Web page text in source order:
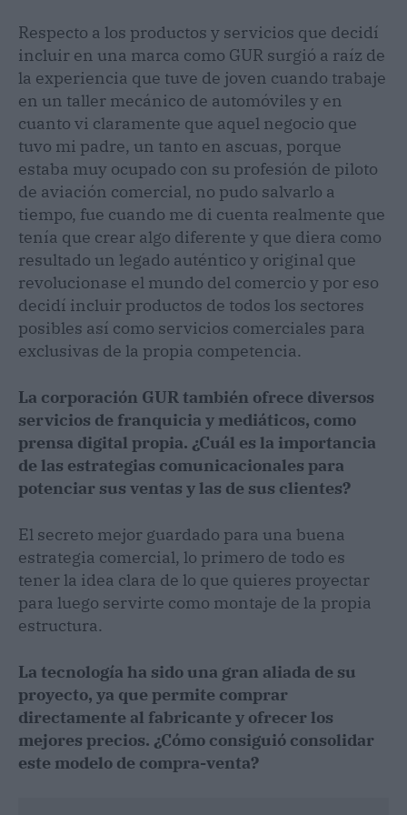
Respecto a los productos y servicios que decidí
incluir en una marca como GUR surgió a raíz de
la experiencia que tuve de joven cuando trabaje
en un taller mecánico de automóviles y en
cuanto vi claramente que aquel negocio que
tuvo mi padre, un tanto en ascuas, porque
estaba muy ocupado con su profesión de piloto
de aviación comercial, no pudo salvarlo a
tiempo, fue cuando me di cuenta realmente que
tenía que crear algo diferente y que diera como
resultado un legado auténtico y original que
revolucionase el mundo del comercio y por eso
decidí incluir productos de todos los sectores
posibles así como servicios comerciales para
exclusivas de la propia competencia.
La corporación GUR también ofrece diversos
servicios de franquicia y mediáticos, como
prensa digital propia. ¿Cuál es la importancia
de las estrategias comunicacionales para
potenciar sus ventas y las de sus clientes?
El secreto mejor guardado para una buena
estrategia comercial, lo primero de todo es
tener la idea clara de lo que quieres proyectar
para luego servirte como montaje de la propia
estructura.
La tecnología ha sido una gran aliada de su
proyecto, ya que permite comprar
directamente al fabricante y ofrecer los
mejores precios. ¿Cómo consiguió consolidar
este modelo de compra-venta?